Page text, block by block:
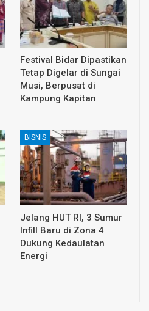
Festival Bidar Dipastikan
Tetap Digelar di Sungai
Musi, Berpusat di
Kampung Kapitan
BISNIS
Jelang HUT RI, 3 Sumur
Infill Baru di Zona 4
Dukung Kedaulatan
Energi